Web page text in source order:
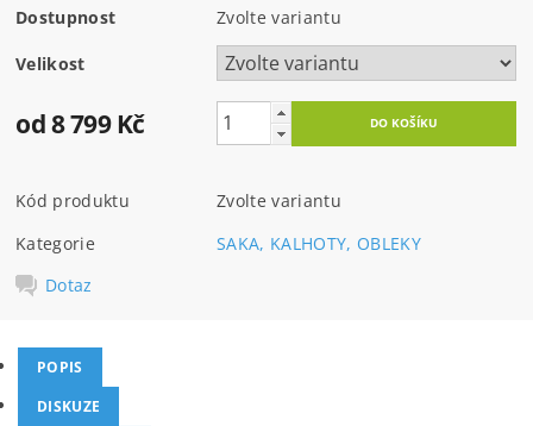
Dostupnost Zvolte variantu
Velikost
od 8 799 Kč
Kód produktu
Zvolte variantu
Kategorie
SAKA, KALHOTY, OBLEKY
Dotaz
POPIS
DISKUZE